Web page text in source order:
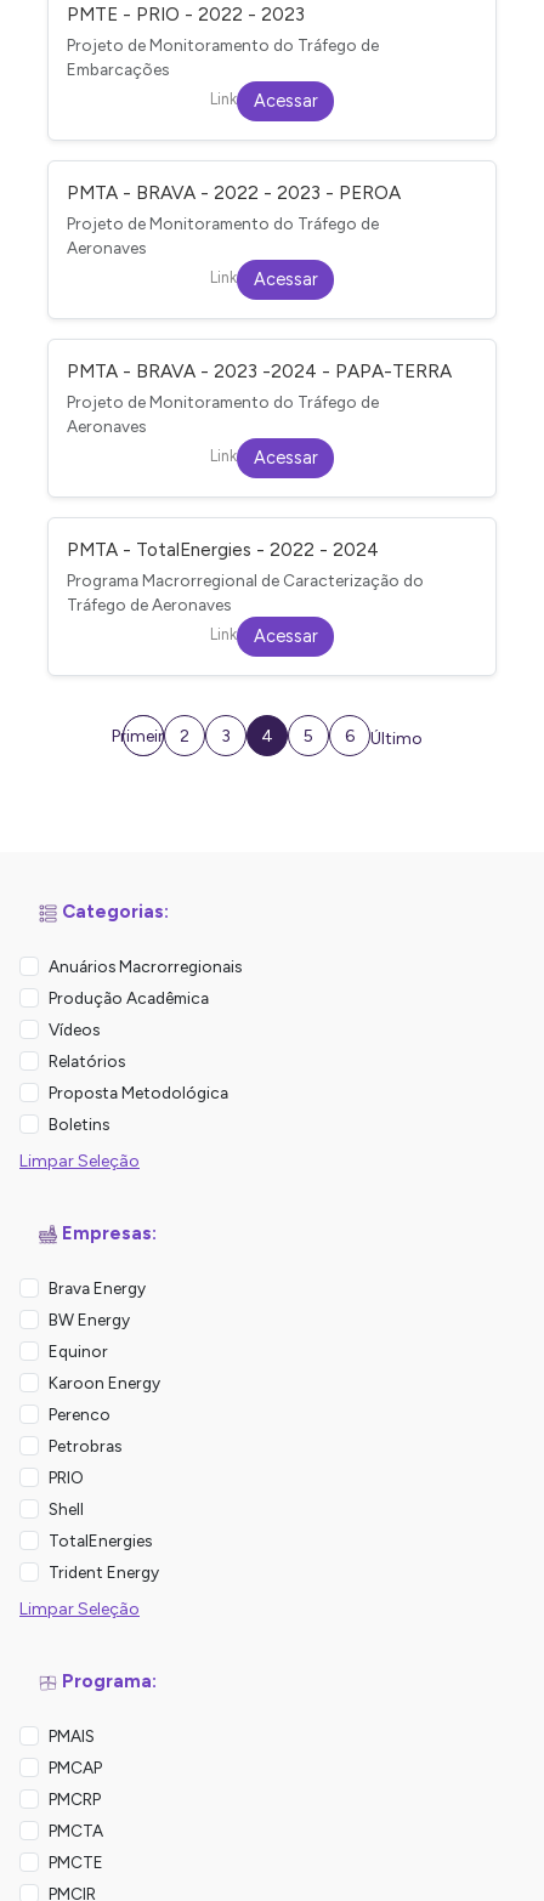
Categorias:
Anuários Macrorregionais
Produção Acadêmica
Vídeos
Relatórios
Proposta Metodológica
Boletins
Limpar Seleção
Empresas:
Brava Energy
BW Energy
Equinor
Karoon Energy
Perenco
Petrobras
PRIO
Shell
TotalEnergies
Trident Energy
Limpar Seleção
Programa:
PMAIS
PMCAP
PMCRP
PMCTA
PMCTE
PMCIR
PMTE - PRIO - 2022 - 2023
Projeto de Monitoramento do Tráfego de
Embarcações
Link Acessar
PMTA - BRAVA - 2022 - 2023 - PEROA
Projeto de Monitoramento do Tráfego de
Aeronaves
Link Acessar
PMTA - BRAVA - 2023 -2024 - PAPA-TERRA
Projeto de Monitoramento do Tráfego de
Aeronaves
Link Acessar
PMTA - TotalEnergies - 2022 - 2024
Programa Macrorregional de Caracterização do
Tráfego de Aeronaves
Link Acessar
Primeiro 2 3 4 5 6 Último